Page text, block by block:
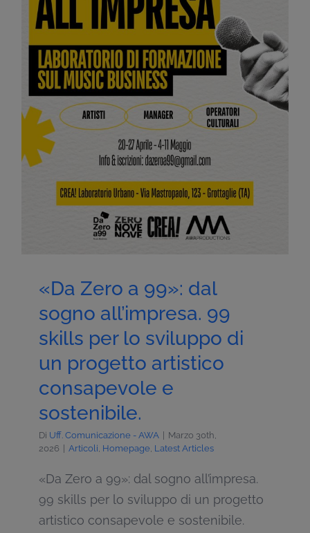
«Da Zero a 99»: dal
sogno all’impresa. 99
skills per lo sviluppo di
un progetto artistico
consapevole e
sostenibile.
Di Uff. Comunicazione - AWA
Marzo 30th,
2026
Articoli, Homepage, Latest Articles
«Da Zero a 99»: dal sogno all’impresa.
99 skills per lo sviluppo di un progetto
artistico consapevole e sostenibile.